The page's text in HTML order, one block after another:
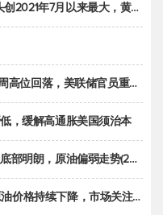
最大，黄金期货投机性净多头头寸减少
联储官员重申鹰派立场推动美元回升
，缓解高通胀美国须治本
原油偏弱走势(20221128收评)
降，市场关注OPEC+新一轮产能政策